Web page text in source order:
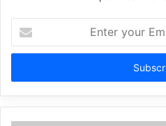
your
Email